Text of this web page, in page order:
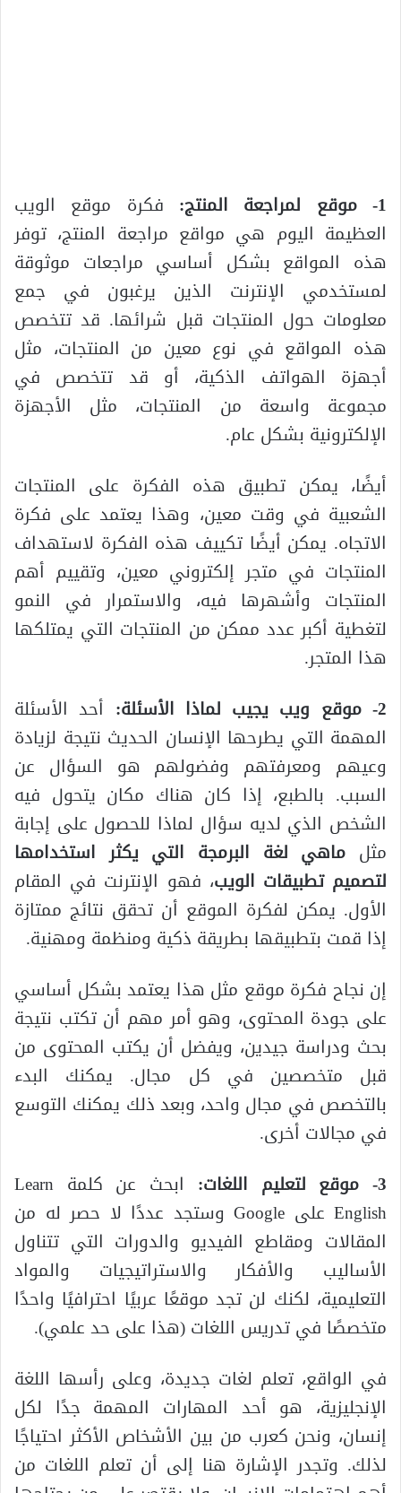
1- موقع لمراجعة المنتج:
فكرة موقع الويب
العظيمة اليوم هي مواقع مراجعة المنتج، توفر
هذه المواقع بشكل أساسي مراجعات موثوقة
لمستخدمي الإنترنت الذين يرغبون في جمع
معلومات حول المنتجات قبل شرائها. قد تتخصص
هذه المواقع في نوع معين من المنتجات، مثل
أجهزة الهواتف الذكية، أو قد تتخصص في
مجموعة واسعة من المنتجات، مثل الأجهزة
الإلكترونية بشكل عام.
أيضًا، يمكن تطبيق هذه الفكرة على المنتجات
الشعبية في وقت معين، وهذا يعتمد على فكرة
الاتجاه. يمكن أيضًا تكييف هذه الفكرة لاستهداف
المنتجات في متجر إلكتروني معين، وتقييم أهم
المنتجات وأشهرها فيه، والاستمرار في النمو
لتغطية أكبر عدد ممكن من المنتجات التي يمتلكها
هذا المتجر.
2- موقع ويب يجيب لماذا الأسئلة:
أحد الأسئلة
المهمة التي يطرحها الإنسان الحديث نتيجة لزيادة
وعيهم ومعرفتهم وفضولهم هو السؤال عن
السبب. بالطبع، إذا كان هناك مكان يتحول فيه
الشخص الذي لديه سؤال لماذا للحصول على إجابة
مثل ماهي لغة البرمجة التي يكثر استخدامها
لتصميم تطبيقات الويب، فهو الإنترنت في المقام
الأول. يمكن لفكرة الموقع أن تحقق نتائج ممتازة
إذا قمت بتطبيقها بطريقة ذكية ومنظمة ومهنية.
إن نجاح فكرة موقع مثل هذا يعتمد بشكل أساسي
على جودة المحتوى، وهو أمر مهم أن تكتب نتيجة
بحث ودراسة جيدين، ويفضل أن يكتب المحتوى من
قبل متخصصين في كل مجال. يمكنك البدء
بالتخصص في مجال واحد، وبعد ذلك يمكنك التوسع
في مجالات أخرى.
3- موقع لتعليم اللغات:
ابحث عن كلمة Learn
English على Google وستجد عددًا لا حصر له من
المقالات ومقاطع الفيديو والدورات التي تتناول
الأساليب والأفكار والاستراتيجيات والمواد
التعليمية، لكنك لن تجد موقعًا عربيًا احترافيًا واحدًا
متخصصًا في تدريس اللغات (هذا على حد علمي).
في الواقع، تعلم لغات جديدة، وعلى رأسها اللغة
الإنجليزية، هو أحد المهارات المهمة جدًا لكل
إنسان، ونحن كعرب من بين الأشخاص الأكثر احتياجًا
لذلك. وتجدر الإشارة هنا إلى أن تعلم اللغات من